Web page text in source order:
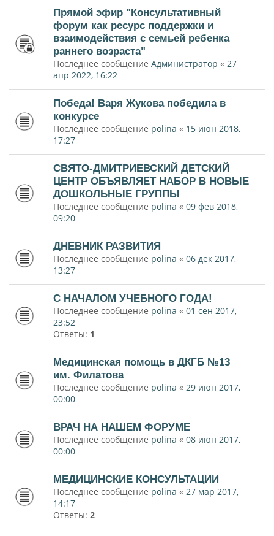
Прямой эфир "Консультативный
форум как ресурс поддержки и
взаимодействия с семьей ребенка
раннего возраста"
Последнее сообщение Администратор « 27
апр 2022, 16:22
Победа! Варя Жукова победила в
конкурсе
Последнее сообщение polina « 15 июн 2018,
17:27
СВЯТО-ДМИТРИЕВСКИЙ ДЕТСКИЙ
ЦЕНТР ОБЪЯВЛЯЕТ НАБОР В НОВЫЕ
ДОШКОЛЬНЫЕ ГРУППЫ
Последнее сообщение polina « 09 фев 2018,
09:20
ДНЕВНИК РАЗВИТИЯ
Последнее сообщение polina « 06 дек 2017,
13:27
С НАЧАЛОМ УЧЕБНОГО ГОДА!
Последнее сообщение polina « 01 сен 2017,
23:52
Ответы: 1
Медицинская помощь в ДКГБ №13
им. Филатова
Последнее сообщение polina « 29 июн 2017,
00:00
ВРАЧ НА НАШЕМ ФОРУМЕ
Последнее сообщение polina « 08 июн 2017,
00:00
МЕДИЦИНСКИЕ КОНСУЛЬТАЦИИ
Последнее сообщение polina « 27 мар 2017,
14:17
Ответы: 2